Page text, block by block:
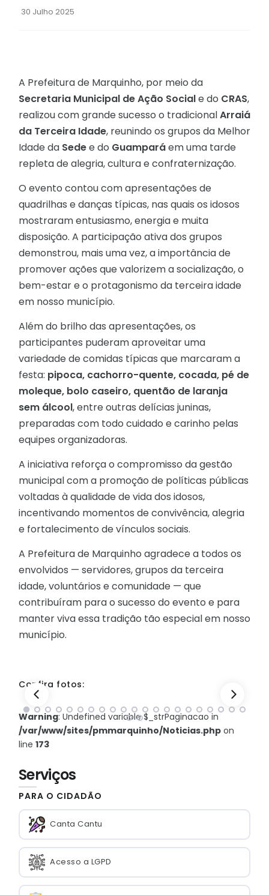
30 Julho 2025
A Prefeitura de Marquinho, por meio da
Secretaria Municipal de Ação Sociale do CRAS,
realizou com grande sucesso o tradicionalArraiá
da Terceira Idade, reunindo os grupos da Melhor
Idade da Sedee do Guamparáem uma tarde
repleta de alegria, cultura e confraternização.
O evento contou com apresentações de
quadrilhas e danças típicas, nas quais os idosos
mostraram entusiasmo, energia e muita
disposição. A participação ativa dos grupos
demonstrou, mais uma vez, a importância de
promover ações que valorizem a socialização, o
bem-estar e o protagonismo da terceira idade
em nosso município.
Além do brilho das apresentações, os
participantes puderam aproveitar uma
variedade de comidas típicas que marcaram a
festa: pipoca, cachorro-quente, cocada, pé de
moleque, bolo caseiro, quentão de laranja
sem álcool, entre outras delícias juninas,
preparadas com todo cuidado e carinho pelas
equipes organizadoras.
A iniciativa reforça o compromisso da gestão
municipal com a promoção de políticas públicas
voltadas à qualidade de vida dos idosos,
incentivando momentos de convivência, alegria
e fortalecimento de vínculos sociais.
A Prefeitura de Marquinho agradece a todos os
envolvidos — servidores, grupos da terceira
idade, voluntários e comunidade — que
contribuíram para o sucesso do evento e para
manter viva essa tradição tão especial em nosso
município.
Confira fotos:
Warning: Undefined variable $_strPaginacao in
/var/www/sites/pmmarquinho/Noticias.php on
line 173
Serviços
PARA O CIDADÃO
Canta Cantu
Acesso a LGPD